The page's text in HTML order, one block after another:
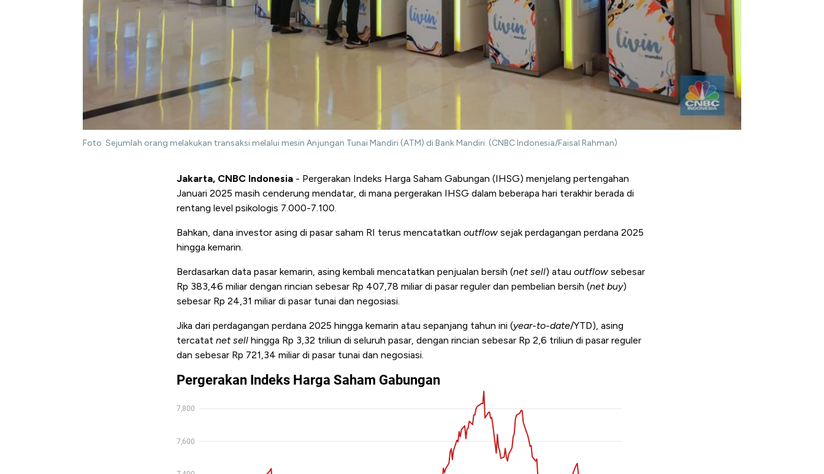
Foto: Sejumlah orang melakukan transaksi melalui mesin Anjungan Tunai Mandiri (ATM) di Bank Mandiri. (CNBC Indonesia/Faisal Rahman)
Jakarta, CNBC Indonesia - Pergerakan Indeks Harga Saham Gabungan (IHSG) menjelang pertengahan
Januari 2025 masih cenderung mendatar, di mana pergerakan IHSG dalam beberapa hari terakhir berada di
rentang level psikologis 7.000-7.100.
Bahkan, dana investor asing di pasar saham RI terus mencatatkan outflow sejak perdagangan perdana 2025
hingga kemarin.
Berdasarkan data pasar kemarin, asing kembali mencatatkan penjualan bersih (net sell) atau outflow sebesar
Rp 383,46 miliar dengan rincian sebesar Rp 407,78 miliar di pasar reguler dan pembelian bersih (net buy)
sebesar Rp 24,31 miliar di pasar tunai dan negosiasi.
Jika dari perdagangan perdana 2025 hingga kemarin atau sepanjang tahun ini (year-to-date/YTD), asing
tercatat net sell hingga Rp 3,32 triliun di seluruh pasar, dengan rincian sebesar Rp 2,6 triliun di pasar reguler
dan sebesar Rp 721,34 miliar di pasar tunai dan negosiasi.